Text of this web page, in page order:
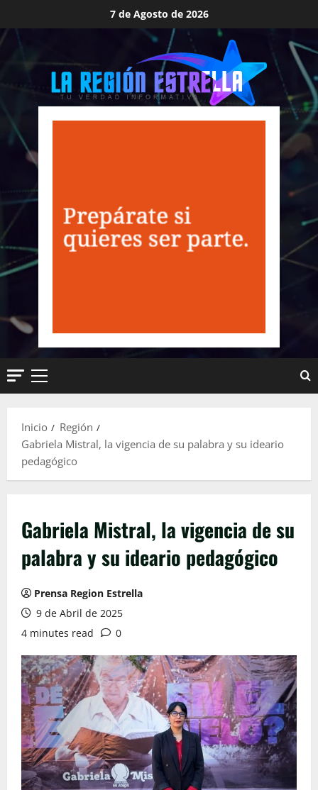
al
contenido
7 de Agosto de 2026
Menú
Inicio
Región
Gabriela Mistral, la vigencia de su palabra y su ideario
pedagógico
Gabriela Mistral, la vigencia de su
palabra y su ideario pedagógico
Prensa Region Estrella
9 de Abril de 2025
4 minutes read
0